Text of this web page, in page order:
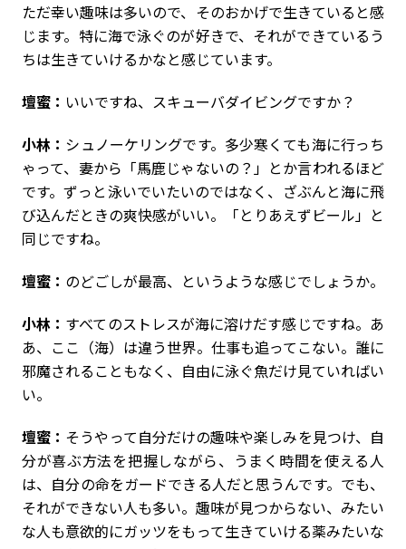
ただ幸い趣味は多いので、そのおかげで生きていると感
じます。特に海で泳ぐのが好きで、それができているう
ちは生きていけるかなと感じています。
壇蜜： いいですね、スキューバダイビングですか？
小林： シュノーケリングです。多少寒くても海に行っち
ゃって、妻から「馬鹿じゃないの？」とか言われるほど
です。ずっと泳いでいたいのではなく、ざぶんと海に飛
び込んだときの爽快感がいい。「とりあえずビール」と
同じですね。
壇蜜： のどごしが最高、というような感じでしょうか。
小林： すべてのストレスが海に溶けだす感じですね。あ
あ、ここ（海）は違う世界。仕事も追ってこない。誰に
邪魔されることもなく、自由に泳ぐ魚だけ見ていればい
い。
壇蜜： そうやって自分だけの趣味や楽しみを見つけ、自
分が喜ぶ方法を把握しながら、うまく時間を使える人
は、自分の命をガードできる人だと思うんです。でも、
それができない人も多い。趣味が見つからない、みたい
な人も意欲的にガッツをもって生きていける薬みたいな